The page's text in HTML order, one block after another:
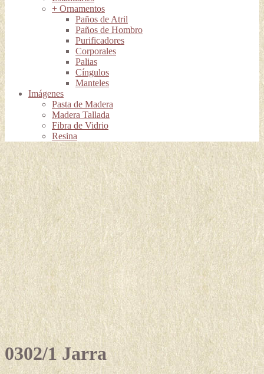
+ Ornamentos
Paños de Atril
Paños de Hombro
Purificadores
Corporales
Palias
Cíngulos
Manteles
Imágenes
Pasta de Madera
Madera Tallada
Fibra de Vidrio
Resina
0302/1 Jarra